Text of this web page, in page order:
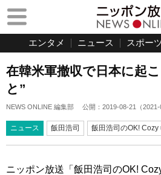
エンタメ ニュース スポー
在韓米軍撤収で日本に起
と”
NEWS ONLINE 編集部 公開： 2019-08-21 （2021-
ニュース 飯田浩司 飯田浩司のOK! Cozy
ニッポン放送「飯田浩司のOK!